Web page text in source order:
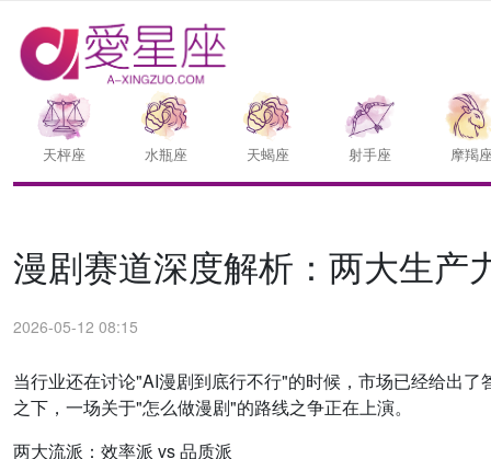
天枰座 水瓶座 天蝎座 射手座 摩羯
漫剧赛道深度解析：两大生产
2026-05-12 08:15
当行业还在讨论"AI漫剧到底行不行"的时候，市场已经给出
之下，一场关于"怎么做漫剧"的路线之争正在上演。
两大流派：效率派 vs 品质派